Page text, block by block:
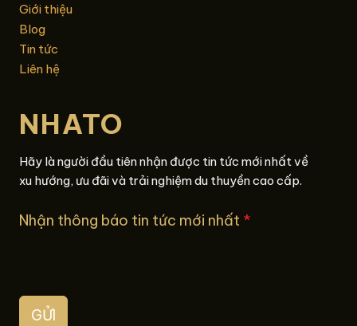
Giới thiệu
Blog
Tin tức
Liên hệ
NHATO
Hãy là người đầu tiên nhận được tin tức mới nhất về
xu hướng, ưu đãi và trải nghiệm du thuyền cao cấp.
Nhận thông báo tin tức mới nhất *
GỬI